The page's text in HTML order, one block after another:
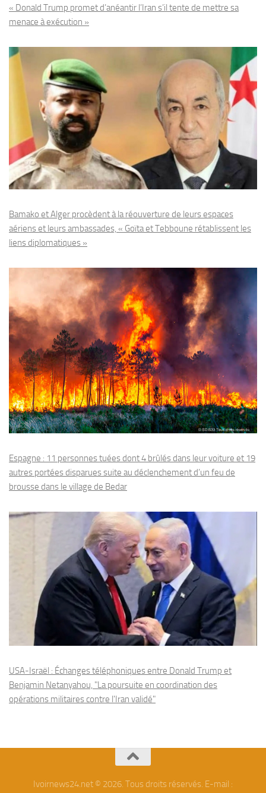
« Donald Trump promet d’anéantir l’Iran s’il tente de mettre sa
menace à exécution »
Bamako et Alger procèdent à la réouverture de leurs espaces
aériens et leurs ambassades, « Goïta et Tebboune rétablissent les
liens diplomatiques »
Espagne : 11 personnes tuées dont 4 brûlés dans leur voiture et 19
autres portées disparues suite au déclenchement d’un feu de
brousse dans le village de Bedar
USA-Israël : Échanges téléphoniques entre Donald Trump et
Benjamin Netanyahou, "La poursuite en coordination des
opérations militaires contre l'Iran validé"
Ivoirnews24.net © 2026. Tous droits réservés. E-mail :